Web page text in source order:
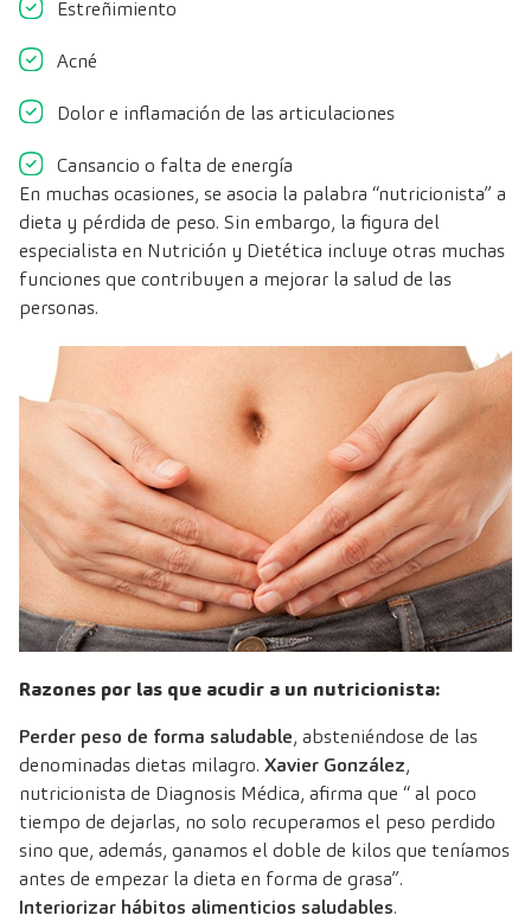
Estreñimiento
Acné
Dolor e inflamación de las articulaciones
Cansancio o falta de energía
En muchas ocasiones, se asocia la palabra “nutricionista” a
dieta y pérdida de peso. Sin embargo, la figura del
especialista en Nutrición y Dietética incluye otras muchas
funciones que contribuyen a mejorar la salud de las
personas.
Razones por las que acudir a un nutricionista:
Perder peso de forma saludable, absteniéndose de las
denominadas dietas milagro. Xavier González,
nutricionista de Diagnosis Médica, afirma que “ al poco
tiempo de dejarlas, no solo recuperamos el peso perdido
sino que, además, ganamos el doble de kilos que teníamos
antes de empezar la dieta en forma de grasa”.
Interiorizar hábitos alimenticios saludables.